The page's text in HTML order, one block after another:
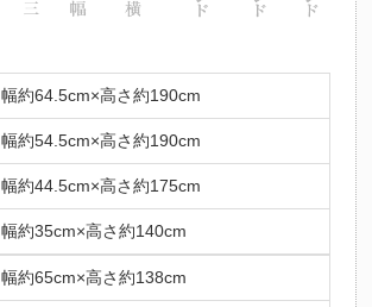
幅約64.5cm×高さ約190cm
幅約54.5cm×高さ約190cm
幅約44.5cm×高さ約175cm
幅約35cm×高さ約140cm
幅約65cm×高さ約138cm